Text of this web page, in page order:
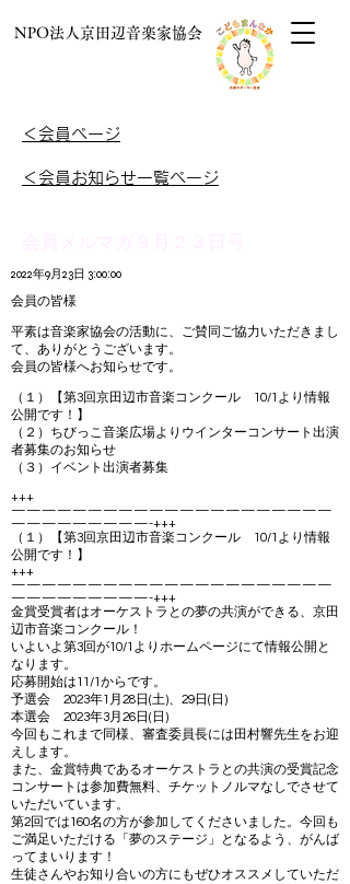
NPO法人京田辺音楽家協会
＜会員ページ
＜会員お知らせ一覧ページ
2022年9月23日 3:00:00
会員の皆様
平素は音楽家協会の活動に、ご賛同ご協力いただきまし
て、ありがとうございます。
会員の皆様へお知らせです。
（１）【第3回京田辺市音楽コンクール 10/1より情報
公開です！】
（２）ちびっこ音楽広場よりウインターコンサート出演
者募集のお知らせ
（３）イベント出演者募集
+++
—————————————————————
—————————-+++
（１）【第3回京田辺市音楽コンクール 10/1より情報
公開です！】
+++
—————————————————————
—————————-+++
金賞受賞者はオーケストラとの夢の共演ができる、京田
辺市音楽コンクール！
いよいよ第3回が10/1よりホームページにて情報公開と
なります。
応募開始は11/1からです。
予選会 2023年1月28日(土)、29日(日)
本選会 2023年3月26日(日)
今回もこれまで同様、審査委員長には田村響先生をお迎
えします。
また、金賞特典であるオーケストラとの共演の受賞記念
コンサートは参加費無料、チケットノルマなしでさせて
いただいています。
第2回では160名の方が参加してくださいました。今回も
ご満足いただける「夢のステージ」となるよう、がんば
ってまいります！
生徒さんやお知り合いの方にもぜひオススメしていただ